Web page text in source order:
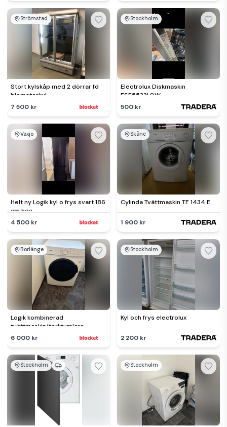
Strömstad
Stort kylskåp med 2 dörrar fd
blomsterkyl
7 500 kr
Stockholm
Electrolux Diskmaskin
ESF5533LOW
500 kr
Växjö
Helt ny Logik kyl o frys svart 186
cm hög
4 500 kr
Skåne
Cylinda Tvättmaskin TF 1434 E
1 900 kr
Borlänge
Logik kombinerad
tvättmaskin/torktumlare
frontmatad vit
6 000 kr
Stockholm
Kyl och frys electrolux
2 200 kr
Stockholm Stockholm